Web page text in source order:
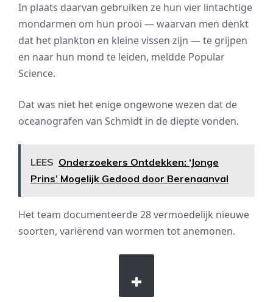
In plaats daarvan gebruiken ze hun vier lintachtige
mondarmen om hun prooi — waarvan men denkt
dat het plankton en kleine vissen zijn — te grijpen
en naar hun mond te leiden, meldde Popular
Science.
Dat was niet het enige ongewone wezen dat de
oceanografen van Schmidt in de diepte vonden.
LEES Onderzoekers Ontdekken: ‘Jonge
Prins’ Mogelijk Gedood door Berenaanval
Het team documenteerde 28 vermoedelijk nieuwe
soorten, variërend van wormen tot anemonen.